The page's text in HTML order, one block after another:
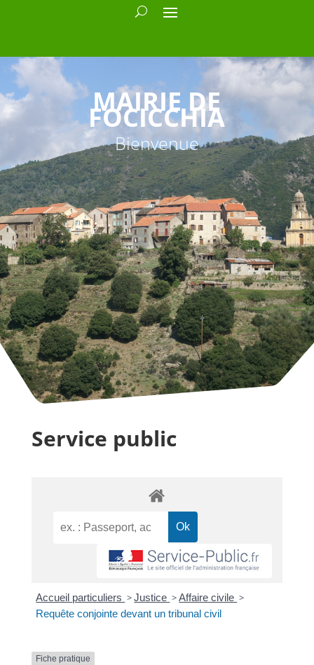
MAIRIE DE
FOCICCHIA
Bienvenue
Service public
Accueil particuliers >Justice >Affaire civile >
Requête conjointe devant un tribunal civil
Fiche pratique